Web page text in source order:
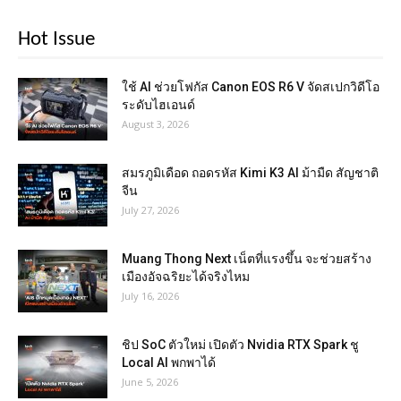
Hot Issue
ใช้ AI ช่วยโฟกัส Canon EOS R6 V จัดสเปกวิดีโอ
ระดับไฮเอนด์
August 3, 2026
สมรภูมิเดือด ถอดรหัส Kimi K3 AI ม้ามืด สัญชาติ
จีน
July 27, 2026
Muang Thong Next เน็ตที่แรงขึ้น จะช่วยสร้าง
เมืองอัจฉริยะได้จริงไหม
July 16, 2026
ชิป SoC ตัวใหม่ เปิดตัว Nvidia RTX Spark ชู
Local AI พกพาได้
June 5, 2026